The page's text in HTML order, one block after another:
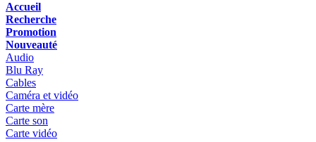
Accueil
Recherche
Promotion
Nouveauté
Audio
Blu Ray
Cables
Caméra et vidéo
Carte mère
Carte son
Carte vidéo